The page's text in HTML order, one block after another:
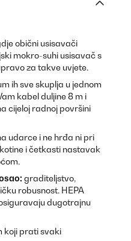
obični usisavači
mokro-suhi usisavač s
za takve uvjete.
ih sve skuplja u jednom
kabel duljine 8 m i
cijeloj radnoj površini
udarce i ne hrđa ni pri
i četkasti nastavak
graditeljstvo,
robusnost. HEPA
dugotrajnu
koji prati svaki